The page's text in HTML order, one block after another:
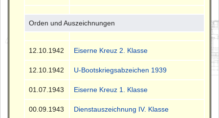
Orden und Auszeichnungen
12.10.1942 Eiserne Kreuz 2. Klasse
12.10.1942 U-Bootskriegsabzeichen 1939
01.07.1943 Eiserne Kreuz 1. Klasse
00.09.1943 Dienstauszeichnung IV. Klasse